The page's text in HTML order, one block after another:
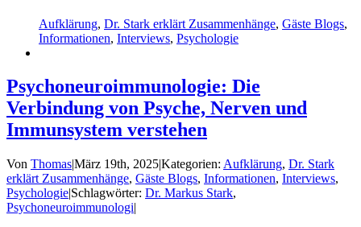
Aufklärung, Dr. Stark erklärt Zusammenhänge, Gäste Blogs,
Informationen, Interviews, Psychologie
Psychoneuroimmunologie: Die
Verbindung von Psyche, Nerven und
Immunsystem verstehen
Von Thomas|März 19th, 2025|Kategorien: Aufklärung, Dr. Stark
erklärt Zusammenhänge, Gäste Blogs, Informationen, Interviews,
Psychologie|Schlagwörter: Dr. Markus Stark,
Psychoneuroimmunologi|